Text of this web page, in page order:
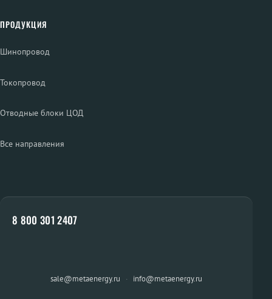
ПРОДУКЦИЯ
Шинопровод
Токопровод
Отводные блоки ЦОД
Все направления
8 800 301 2407
sale@metaenergy.ru · info@metaenergy.ru